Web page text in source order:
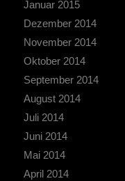
Januar 2015
Dezember 2014
November 2014
Oktober 2014
September 2014
August 2014
Juli 2014
Juni 2014
Mai 2014
April 2014